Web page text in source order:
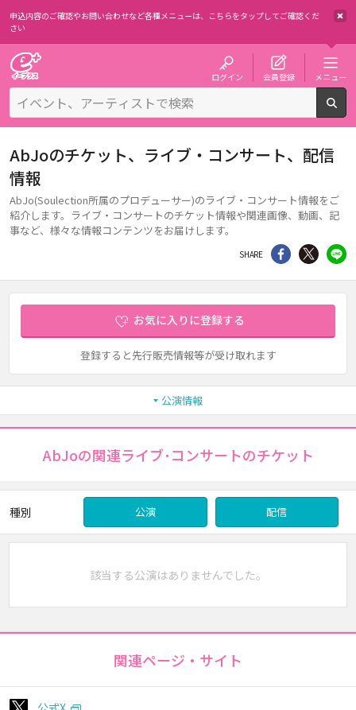
申込内容のご確認やお問い合わせなど各種メニューは、 こちらをタップしてご確認くだ
さい
ログイン 会員登録 メニュー
AbJoのチケット、ライブ・コンサート、配信
情報
AbJo(Soulection所属のプロデューサー)のライブ・コンサート情報をご
紹介します。ライブ・コンサートのチケット情報や関連画像、動画、記
事など、様々な情報コンテンツをお届けします。
SHARE シェア Twitter
お気に入りに登録する
登録すると先行販売情報等が受け取れます
公演情報
AbJoの関連ライブ･コンサートのチケット
種別 公演 配信
該当する公演はありませんでした。
関連ページ・サイト